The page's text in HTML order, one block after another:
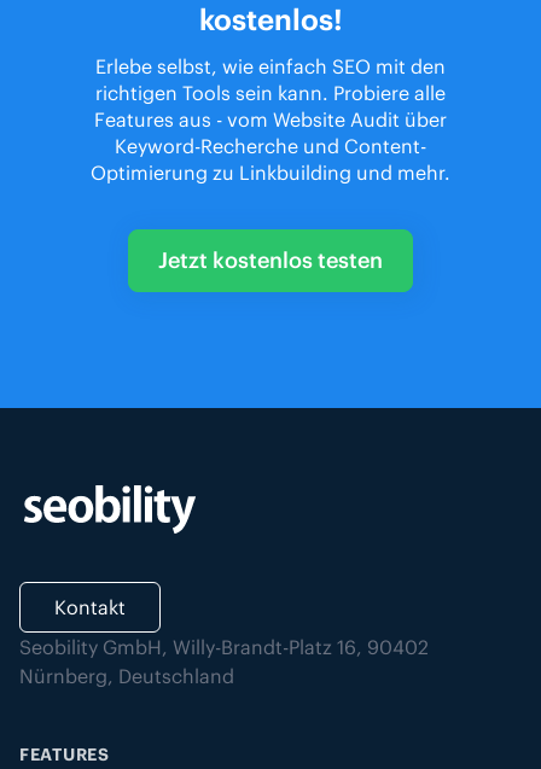
kostenlos!
Erlebe selbst, wie einfach SEO mit den
richtigen Tools sein kann. Probiere alle
Features aus - vom Website Audit über
Keyword-Recherche und Content-
Optimierung zu Linkbuilding und mehr.
Jetzt kostenlos testen
Kontakt
Seobility GmbH, Willy-Brandt-Platz 16, 90402
Nürnberg, Deutschland
FEATURES